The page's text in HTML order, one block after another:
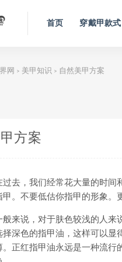
首页 穿戴甲款式
网 > 美甲知识 > 自然美甲方案
方案
，我们经常花大量的时间和
甲。不要低估你指甲的形象。
说，对于肤色较浅的人来说
择深色的指甲油，这样可以
。正红指甲油永远是一种流行